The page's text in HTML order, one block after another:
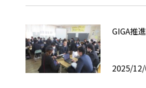
GIGA推
2025/